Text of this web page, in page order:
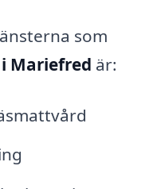
som
Mariefred är: